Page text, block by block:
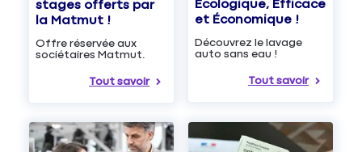
stages offerts par
la Matmut !
Offre réservée aux
sociétaires Matmut.
Tout savoir
Écologique, Efficace
et Économique !
Découvrez le lavage
auto sans eau !
Tout savoir